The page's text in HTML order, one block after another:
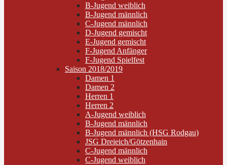
B-Jugend weiblich
B-Jugend männlich
C-Jugend männlich
D-Jugend gemischt
E-Jugend gemischt
F-Jugend Anfänger
F-Jugend Spielfest
Saison 2018/2019
Damen 1
Damen 2
Herren 1
Herren 2
A-Jugend weiblich
B-Jugend männlich
B-Jugend männlich (HSG Rodgau)
JSG Dreieich/Götzenhain
C-Jugend männlich
C-Jugend weiblich